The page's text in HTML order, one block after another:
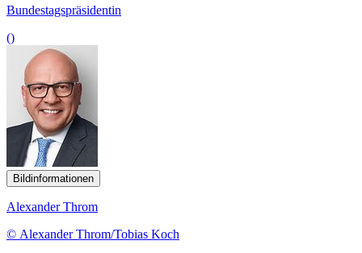
Bundestagspräsidentin
()
Bildinformationen
Alexander Throm
© Alexander Throm/Tobias Koch